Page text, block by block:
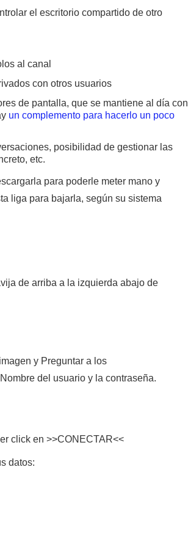
el escritorio compartido de otro
al canal
con otros usuarios
de pantalla, que se mantiene al día con
un complemento para hacerlo un poco
posibilidad de gestionar las
etc.
para poderle meter mano y
liga para bajarla, según su sistema
de arriba a la izquierda abajo de
y Preguntar a los
del usuario y la contraseña.
click en >>CONECTAR<<
datos: